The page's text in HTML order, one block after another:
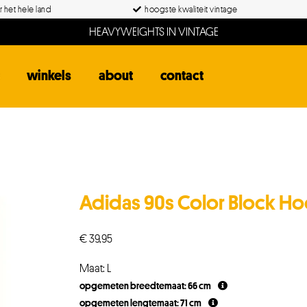
het hele land hoogste kwaliteit vintage
HEAVYWEIGHTS IN VINTAGE
winkels about contact
Adidas 90s Color Block
€39,95
Maat: L
opgemeten breedtemaat: 66 cm
opgemeten lengtemaat: 71 cm